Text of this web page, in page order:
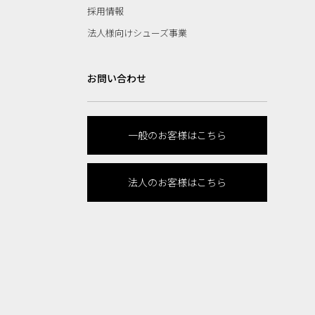
採用情報
法人様向けシューズ事業
お問い合わせ
一般のお客様はこちら
法人のお客様はこちら